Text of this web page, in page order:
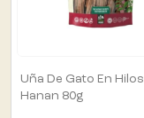
Uña De Gato En Hilos
Hanan 80g